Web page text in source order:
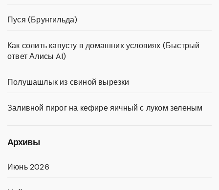
Пуся (Брунгильда)
Как солить капусту в домашних условиях (Быстрый
ответ Алисы AI)
Полушашлык из свиной вырезки
Заливной пирог на кефире яичный с луком зеленым
Архивы
Июнь 2026